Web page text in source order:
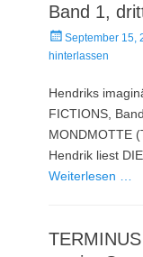
Band 1,
Veröffentlicht
am
September 15,
hinterlassen
Hendriks
FICTIONS,
MONDMOTTE
Hendrik liest
Weiterlesen …